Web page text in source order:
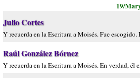
19/
Julio Cortes
Y recuerda en la Escritura a Moisés. Fue
Raúl González Bórnez
Y recuerda en la Escritura a Moisés. En verdad, él